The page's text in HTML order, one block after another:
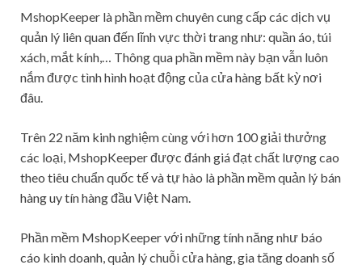
MshopKeeper là phần mềm chuyên cung cấp các dịch vụ
quản lý liên quan đến lĩnh vực thời trang như: quần áo, túi
xách, mắt kính,… Thông qua phần mềm này bạn vẫn luôn
nắm được tình hình hoạt động của cửa hàng bất kỳ nơi
đâu.
Trên 22 năm kinh nghiệm cùng với hơn 100 giải thưởng
các loại, MshopKeeper được đánh giá đạt chất lượng cao
theo tiêu chuẩn quốc tế và tự hào là phần mềm quản lý bán
hàng uy tín hàng đầu Việt Nam.
Phần mềm MshopKeeper với những tính năng như báo
cáo kinh doanh, quản lý chuỗi cửa hàng, gia tăng doanh số